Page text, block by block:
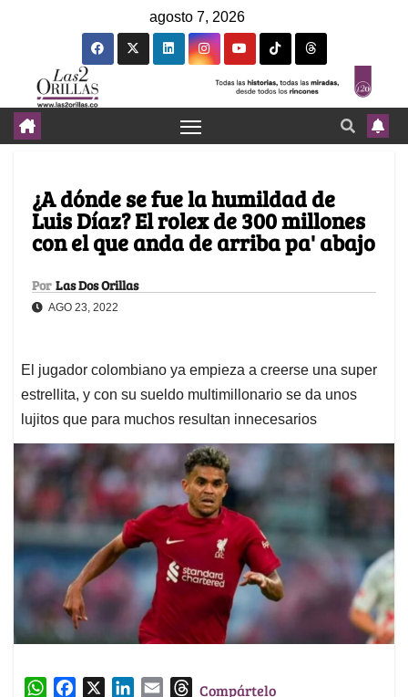
agosto 7, 2026
¿A dónde se fue la humildad de
Luis Díaz? El rolex de 300 millones
con el que anda de arriba pa' abajo
Por Las Dos Orillas
AGO 23, 2022
El jugador colombiano ya empieza a creerse una super
estrellita, y con su sueldo multimillonario se da unos
lujitos que para muchos resultan innecesarios
W
TCompártelo